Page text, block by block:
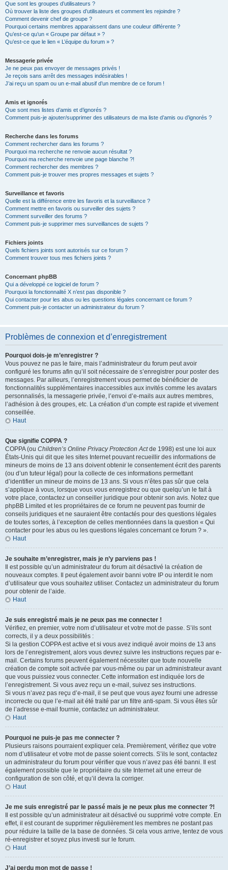
Que sont les groupes d’utilisateurs ?
Où trouver la liste des groupes d’utilisateurs et comment les rejoindre ?
Comment devenir chef de groupe ?
Pourquoi certains membres apparaissent dans une couleur différente ?
Qu’est-ce qu’un « Groupe par défaut » ?
Qu’est-ce que le lien « L’équipe du forum » ?
Messagerie privée
Je ne peux pas envoyer de messages privés !
Je reçois sans arrêt des messages indésirables !
J’ai reçu un spam ou un e-mail abusif d’un membre de ce forum !
Amis et ignorés
Que sont mes listes d’amis et d’ignorés ?
Comment puis-je ajouter/supprimer des utilisateurs de ma liste d’amis ou d’ignorés ?
Recherche dans les forums
Comment rechercher dans les forums ?
Pourquoi ma recherche ne renvoie aucun résultat ?
Pourquoi ma recherche renvoie une page blanche ?!
Comment rechercher des membres ?
Comment puis-je trouver mes propres messages et sujets ?
Surveillance et favoris
Quelle est la différence entre les favoris et la surveillance ?
Comment mettre en favoris ou surveiller des sujets ?
Comment surveiller des forums ?
Comment puis-je supprimer mes surveillances de sujets ?
Fichiers joints
Quels fichiers joints sont autorisés sur ce forum ?
Comment trouver tous mes fichiers joints ?
Concernant phpBB
Qui a développé ce logiciel de forum ?
Pourquoi la fonctionnalité X n’est pas disponible ?
Qui contacter pour les abus ou les questions légales concernant ce forum ?
Comment puis-je contacter un administrateur du forum ?
Problèmes de connexion et d’enregistrement
Pourquoi dois-je m’enregistrer ?
Vous pouvez ne pas le faire, mais l’administrateur du forum peut avoir
configuré les forums afin qu’il soit nécessaire de s’enregistrer pour poster des
messages. Par ailleurs, l’enregistrement vous permet de bénéficier de
fonctionnalités supplémentaires inaccessibles aux invités comme les avatars
personnalisés, la messagerie privée, l’envoi d’e-mails aux autres membres,
l’adhésion à des groupes, etc. La création d’un compte est rapide et vivement
conseillée.
Haut
Que signifie COPPA ?
COPPA (ou Children’s Online Privacy Protection Actde 1998) est une loi aux
États-Unis qui dit que les sites Internet pouvant recueillir des informations de
mineurs de moins de 13 ans doivent obtenir le consentement écrit des parents
(ou d’un tuteur légal) pour la collecte de ces informations permettant
d’identifier un mineur de moins de 13 ans. Si vous n’êtes pas sûr que cela
s’applique à vous, lorsque vous vous enregistrez ou que quelqu’un le fait à
votre place, contactez un conseiller juridique pour obtenir son avis. Notez que
phpBB Limited et les propriétaires de ce forum ne peuvent pas fournir de
conseils juridiques et ne sauraient être contactés pour des questions légales
de toutes sortes, à l’exception de celles mentionnées dans la question « Qui
contacter pour les abus ou les questions légales concernant ce forum ? ».
Haut
Je souhaite m’enregistrer, mais je n’y parviens pas !
Il est possible qu’un administrateur du forum ait désactivé la création de
nouveaux comptes. Il peut également avoir banni votre IP ou interdit le nom
d’utilisateur que vous souhaitez utiliser. Contactez un administrateur du forum
pour obtenir de l’aide.
Haut
Je suis enregistré mais je ne peux pas me connecter !
Vérifiez, en premier, votre nom d’utilisateur et votre mot de passe. S’ils sont
corrects, il y a deux possibilités :
Si la gestion COPPA est active et si vous avez indiqué avoir moins de 13 ans
lors de l’enregistrement, alors vous devrez suivre les instructions reçues par e-
mail. Certains forums peuvent également nécessiter que toute nouvelle
création de compte soit activée par vous-même ou par un administrateur avant
que vous puissiez vous connecter. Cette information est indiquée lors de
l’enregistrement. Si vous avez reçu un e-mail, suivez ses instructions.
Si vous n’avez pas reçu d’e-mail, il se peut que vous ayez fourni une adresse
incorrecte ou que l’e-mail ait été traité par un filtre anti-spam. Si vous êtes sûr
de l’adresse e-mail fournie, contactez un administrateur.
Haut
Pourquoi ne puis-je pas me connecter ?
Plusieurs raisons pourraient expliquer cela. Premièrement, vérifiez que votre
nom d’utilisateur et votre mot de passe soient corrects. S’ils le sont, contactez
un administrateur du forum pour vérifier que vous n’avez pas été banni. Il est
également possible que le propriétaire du site Internet ait une erreur de
configuration de son côté, et qu’il devra la corriger.
Haut
Je me suis enregistré par le passé mais je ne peux plus me connecter ?!
Il est possible qu’un administrateur ait désactivé ou supprimé votre compte. En
effet, il est courant de supprimer régulièrement les membres ne postant pas
pour réduire la taille de la base de données. Si cela vous arrive, tentez de vous
ré-enregistrer et soyez plus investi sur le forum.
Haut
J’ai perdu mon mot de passe !